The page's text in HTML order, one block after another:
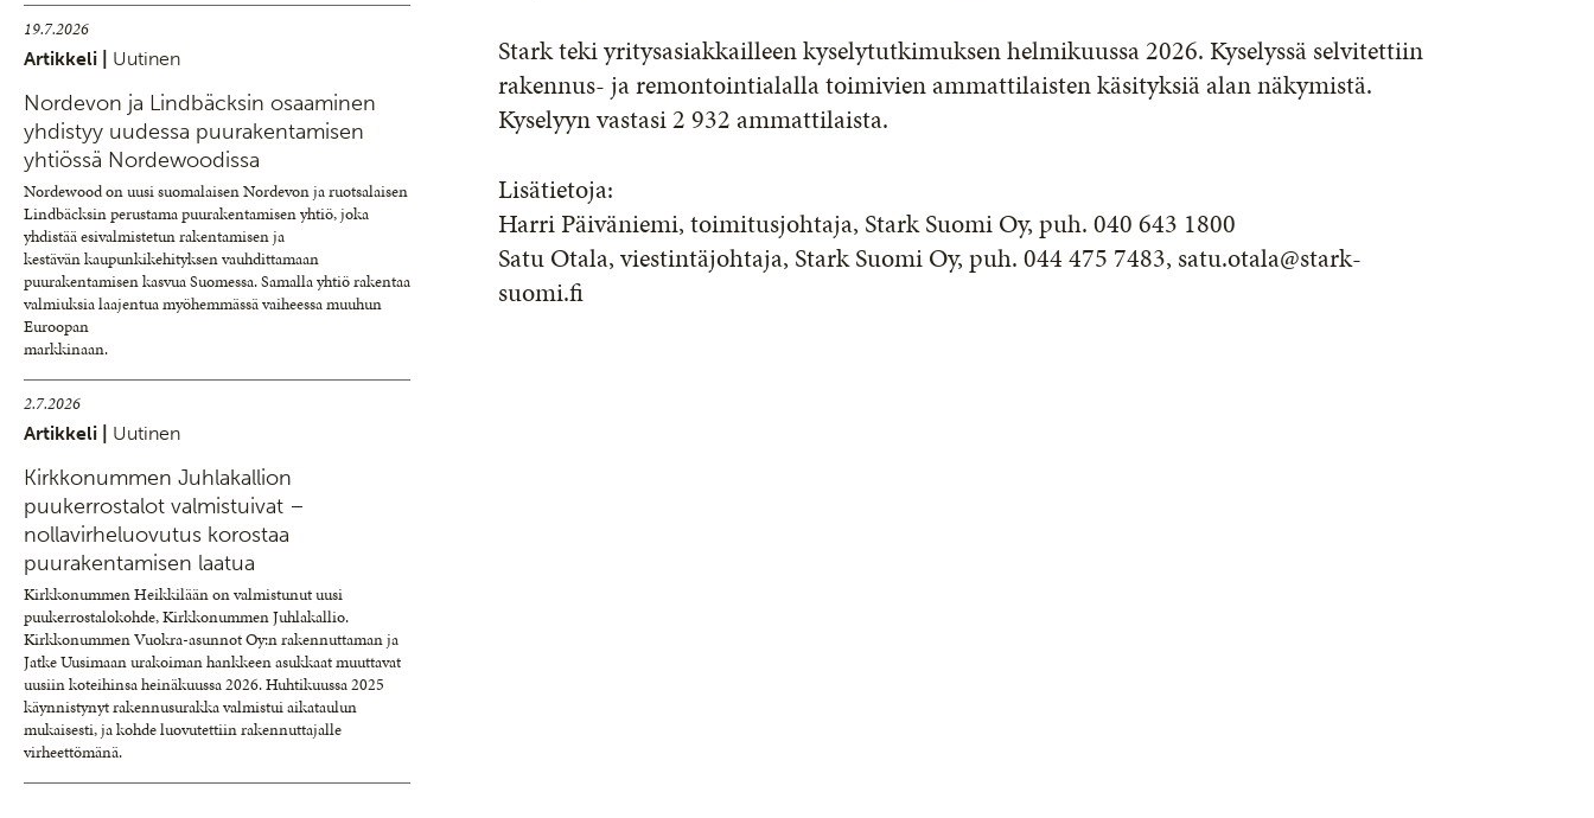
19.7.2026
Artikkeli | Uutinen
Nordevon ja Lindbäcksin osaaminen
yhdistyy uudessa puurakentamisen
yhtiössä Nordewoodissa
Nordewood on uusi suomalaisen Nordevon ja ruotsalaisen
Lindbäcksin perustama puurakentamisen yhtiö, joka
yhdistää esivalmistetun rakentamisen ja
kestävän kaupunkikehityksen vauhdittamaan
puurakentamisen kasvua Suomessa. Samalla yhtiö rakentaa
valmiuksia laajentua myöhemmässä vaiheessa muuhun
Euroopan
markkinaan.
2.7.2026
Artikkeli | Uutinen
Kirkkonummen Juhlakallion
puukerrostalot valmistuivat –
nollavirheluovutus korostaa
puurakentamisen laatua
Kirkkonummen Heikkilään on valmistunut uusi
puukerrostalokohde, Kirkkonummen Juhlakallio.
Kirkkonummen Vuokra-asunnot Oy:n rakennuttaman ja
Jatke Uusimaan urakoiman hankkeen asukkaat muuttavat
uusiin koteihinsa heinäkuussa 2026. Huhtikuussa 2025
käynnistynyt rakennusurakka valmistui aikataulun
mukaisesti, ja kohde luovutettiin rakennuttajalle
virheettömänä.
Stark teki yritysasiakkailleen kyselytutkimuksen helmikuussa 2026. Kyselyssä selvitettiin
rakennus- ja remontointialalla toimivien ammattilaisten käsityksiä alan näkymistä.
Kyselyyn vastasi 2 932 ammattilaista.
Lisätietoja:
Harri Päiväniemi, toimitusjohtaja, Stark Suomi Oy, puh. 040 643 1800
Satu Otala, viestintäjohtaja, Stark Suomi Oy, puh. 044 475 7483, satu.otala@stark-
suomi.fi